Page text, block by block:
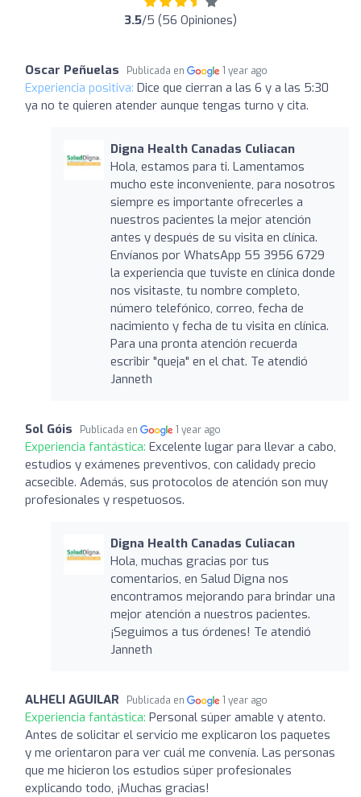
3.5/5 (56 Opiniones)
Oscar Peñuelas Publicada en 1 year ago
Experiencia positiva: Dice que cierran a las 6 y a las 5:30
ya no te quieren atender aunque tengas turno y cita.
Digna Health Canadas Culiacan
Hola, estamos para ti. Lamentamos
mucho este inconveniente, para nosotros
siempre es importante ofrecerles a
nuestros pacientes la mejor atención
antes y después de su visita en clínica.
Envíanos por WhatsApp 55 3956 6729
la experiencia que tuviste en clínica donde
nos visitaste, tu nombre completo,
número telefónico, correo, fecha de
nacimiento y fecha de tu visita en clínica.
Para una pronta atención recuerda
escribir "queja" en el chat. Te atendió
Janneth
Sol Góis Publicada en 1 year ago
Experiencia fantástica: Excelente lugar para llevar a cabo,
estudios y exámenes preventivos, con calidady precio
acsecible. Además, sus protocolos de atención son muy
profesionales y respetuosos.
Digna Health Canadas Culiacan
Hola, muchas gracias por tus
comentarios, en Salud Digna nos
encontramos mejorando para brindar una
mejor atención a nuestros pacientes.
¡Seguimos a tus órdenes! Te atendió
Janneth
ALHELI AGUILAR Publicada en 1 year ago
Experiencia fantástica: Personal súper amable y atento.
Antes de solicitar el servicio me explicaron los paquetes
y me orientaron para ver cuál me convenía. Las personas
que me hicieron los estudios súper profesionales
explicando todo, ¡Muchas gracias!